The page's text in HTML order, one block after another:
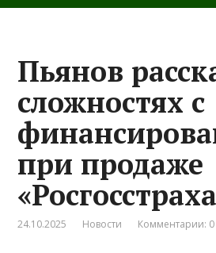
Пьянов
сложностях с
при продаже
24.10.2025 Новости Комментарии: 0